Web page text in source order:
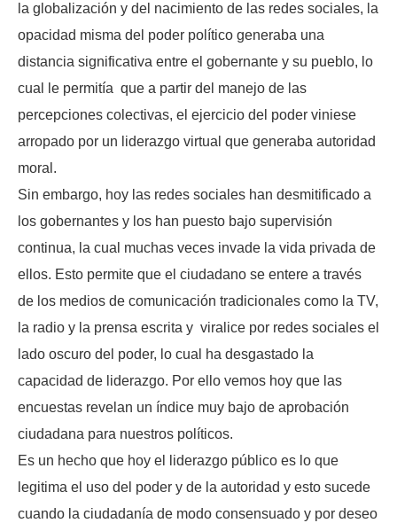
la globalización y del nacimiento de las redes sociales, la
opacidad misma del poder político generaba una
distancia significativa entre el gobernante y su pueblo, lo
cual le permitía que a partir del manejo de las
percepciones colectivas, el ejercicio del poder viniese
arropado por un liderazgo virtual que generaba autoridad
moral.
Sin embargo, hoy las redes sociales han desmitificado a
los gobernantes y los han puesto bajo supervisión
continua, la cual muchas veces invade la vida privada de
ellos. Esto permite que el ciudadano se entere a través
de los medios de comunicación tradicionales como la TV,
la radio y la prensa escrita y viralice por redes sociales el
lado oscuro del poder, lo cual ha desgastado la
capacidad de liderazgo. Por ello vemos hoy que las
encuestas revelan un índice muy bajo de aprobación
ciudadana para nuestros políticos.
Es un hecho que hoy el liderazgo público es lo que
legitima el uso del poder y de la autoridad y esto sucede
cuando la ciudadanía de modo consensuado y por deseo